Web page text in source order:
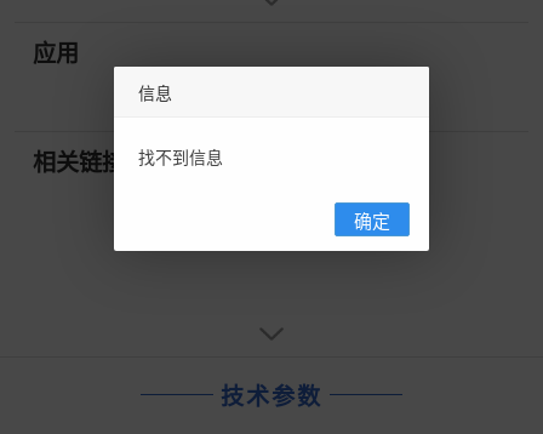
应用
相关链接
技术参数
信息
找不到信息
确定